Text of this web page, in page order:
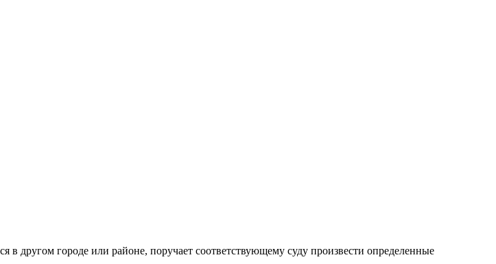
другом городе или районе, поручает соответствующему суду произвести определенные